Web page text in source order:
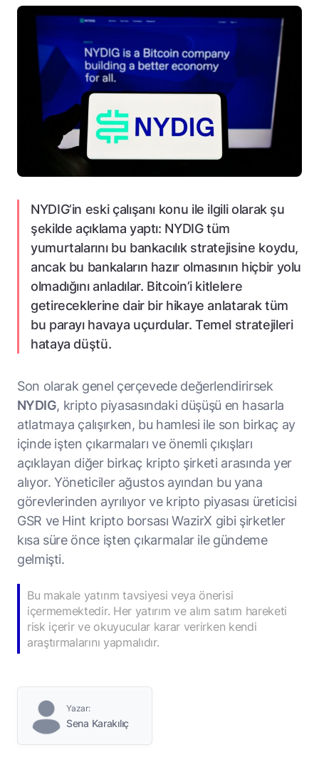
NYDIG’in eski çalışanı konu ile ilgili olarak şu
şekilde açıklama yaptı: NYDIG tüm
yumurtalarını bu bankacılık stratejisine koydu,
ancak bu bankaların hazır olmasının hiçbir yolu
olmadığını anladılar. Bitcoin’i kitlelere
getireceklerine dair bir hikaye anlatarak tüm
bu parayı havaya uçurdular. Temel stratejileri
hataya düştü.
Son olarak genel çerçevede değerlendirirsek
NYDIG, kripto piyasasındaki düşüşü en hasarla
atlatmaya çalışırken, bu hamlesi ile son birkaç ay
içinde işten çıkarmaları ve önemli çıkışları
açıklayan diğer birkaç kripto şirketi arasında yer
alıyor. Yöneticiler ağustos ayından bu yana
görevlerinden ayrılıyor ve kripto piyasası üreticisi
GSR ve Hint kripto borsası WazirX gibi şirketler
kısa süre önce işten çıkarmalar ile gündeme
gelmişti.
Bu makale yatırım tavsiyesi veya önerisi
içermemektedir. Her yatırım ve alım satım hareketi
risk içerir ve okuyucular karar verirken kendi
araştırmalarını yapmalıdır.
Yazar:
Sena Karakılıç